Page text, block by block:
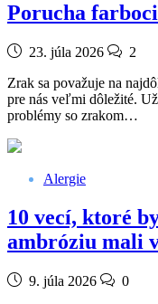
Porucha
23. júla 2026
2
Zrak sa považuje na
pre nás veľmi dôležité.
problémy so zrakom…
Alergie
10 vecí, ktoré
ambróziu mali
9. júla 2026
0